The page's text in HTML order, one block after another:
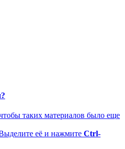
таких материалов было еще
её и нажмите Ctrl-